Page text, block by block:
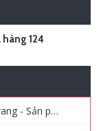
124
Chụp ảnh quay video: Sự kiện - Thời trang - Sản phẩm - Quảng cáo